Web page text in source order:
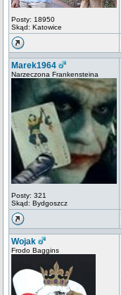
Posty: 18950
Skąd: Katowice
Marek1964
Narzeczona Frankensteina
Posty: 321
Skąd: Bydgoszcz
Wojak
Frodo Baggins